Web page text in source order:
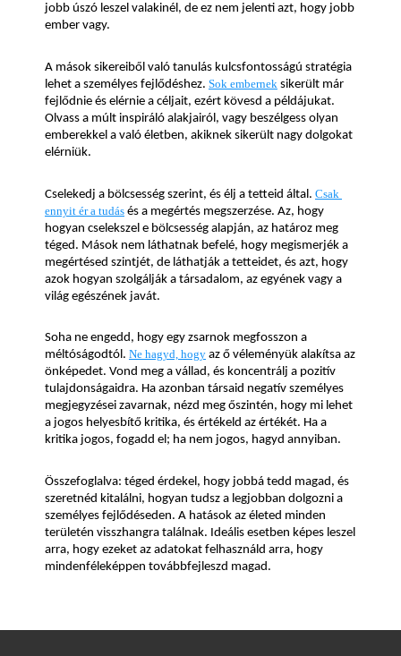
jobb úszó leszel valakinél, de ez nem jelenti azt, hogy jobb
ember vagy.
A mások sikereiből való tanulás kulcsfontosságú stratégia
lehet a személyes fejlődéshez. Sok embernek sikerült már
fejlődnie és elérnie a céljait, ezért kövesd a példájukat.
Olvass a múlt inspiráló alakjairól, vagy beszélgess olyan
emberekkel a való életben, akiknek sikerült nagy dolgokat
elérniük.
Cselekedj a bölcsesség szerint, és élj a tetteid által. Csak
ennyit ér a tudás és a megértés megszerzése. Az, hogy
hogyan cselekszel e bölcsesség alapján, az határoz meg
téged. Mások nem láthatnak befelé, hogy megismerjék a
megértésed szintjét, de láthatják a tetteidet, és azt, hogy
azok hogyan szolgálják a társadalom, az egyének vagy a
világ egészének javát.
Soha ne engedd, hogy egy zsarnok megfosszon a
méltóságodtól. Ne hagyd, hogy az ő véleményük alakítsa az
önképedet. Vond meg a vállad, és koncentrálj a pozitív
tulajdonságaidra. Ha azonban társaid negatív személyes
megjegyzései zavarnak, nézd meg őszintén, hogy mi lehet
a jogos helyesbítő kritika, és értékeld az értékét. Ha a
kritika jogos, fogadd el; ha nem jogos, hagyd annyiban.
Összefoglalva: téged érdekel, hogy jobbá tedd magad, és
szeretnéd kitalálni, hogyan tudsz a legjobban dolgozni a
személyes fejlődéseden. A hatások az életed minden
területén visszhangra találnak. Ideális esetben képes leszel
arra, hogy ezeket az adatokat felhasználd arra, hogy
mindenféleképpen továbbfejleszd magad.